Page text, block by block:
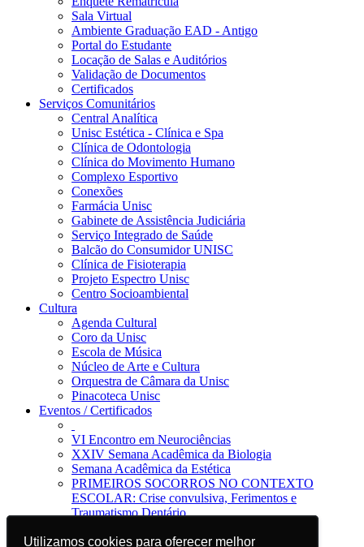
Utilizamos cookies para oferecer melhor
Utilizamos cookies para oferecer melhor
Sala Virtual
Ambiente Graduação EAD - Antigo
Portal do Estudante
Locação de Salas e Auditórios
Validação de Documentos
Certificados
Serviços Comunitários
Central Analítica
Unisc Estética - Clínica e Spa
Clínica de Odontologia
Clínica do Movimento Humano
Complexo Esportivo
Conexões
Farmácia Unisc
Gabinete de Assistência Judiciária
Serviço Integrado de Saúde
Balcão do Consumidor UNISC
Clínica de Fisioterapia
Projeto Espectro Unisc
Centro Socioambiental
Cultura
Agenda Cultural
Coro da Unisc
Escola de Música
Núcleo de Arte e Cultura
Orquestra de Câmara da Unisc
Pinacoteca Unisc
Eventos / Certificados
VI Encontro em Neurociências
XXIV Semana Acadêmica da Biologia
Semana Acadêmica da Estética
PRIMEIROS SOCORROS NO CONTEXTO
ESCOLAR: Crise convulsiva, Ferimentos e
Traumatismo Dentário
Jornal da Unisc